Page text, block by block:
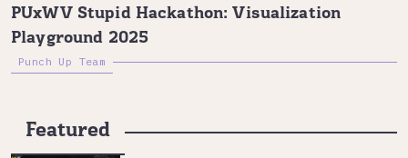
PUxWV Stupid Hackathon: Visualization
Playground 2025
Punch Up Team
Featured